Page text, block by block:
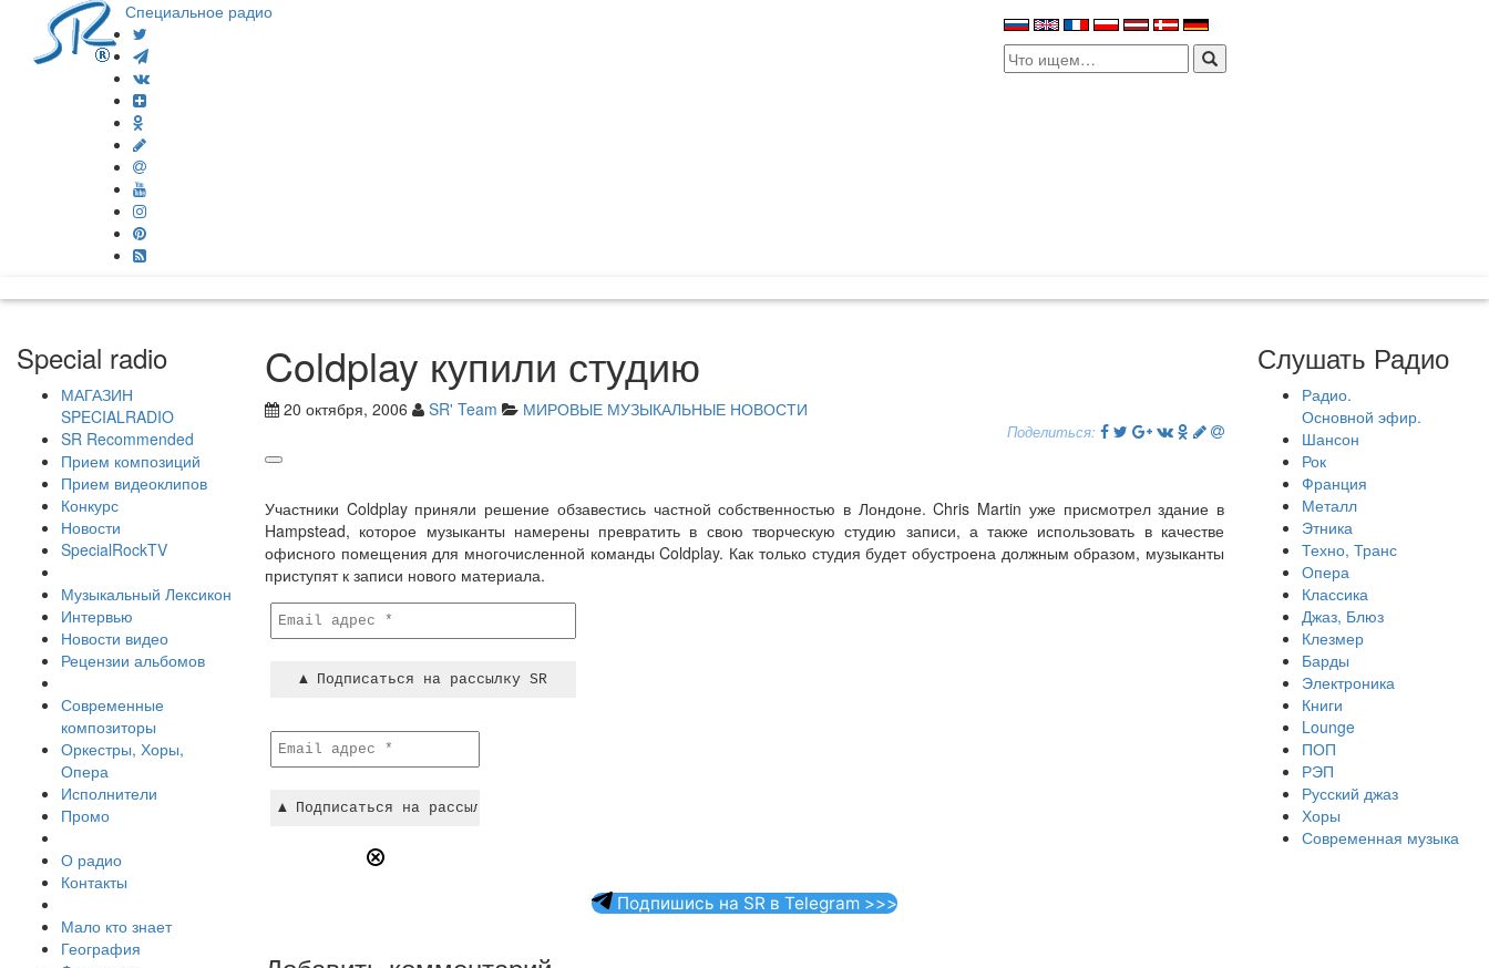
Специальное радио
Search
for:
Special radio
МАГАЗИН
SPECIALRADIO
SR Recommended
Прием композиций
Прием видеоклипов
Конкурс
Новости
SpecialRockTV
Музыкальный Лексикон
Интервью
Новости видео
Рецензии альбомов
Современные
композиторы
Оркестры, Хоры,
Опера
Исполнители
Промо
О радио
Контакты
Мало кто знает
География
Coldplay купили студию
20 октября, 2006 SR' Team МИРОВЫЕ МУЗЫКАЛЬНЫЕ НОВОСТИ
Поделиться:
Участники Coldplay приняли решение обзавестись частной собственностью в Лондоне. Chris Martin уже присмотрел здание в
Hampstead, которое музыканты намерены превратить в свою творческую студию записи, а также использовать в качестве
офисного помещения для многочисленной команды Coldplay. Как только студия будет обустроена должным образом, музыканты
приступят к записи нового материала.
Подпишись на SR в Telegram >>>
Слушать Радио
Радио.
Основной эфир.
Шансон
Рок
Франция
Металл
Этника
Техно, Транс
Опера
Классика
Джаз, Блюз
Клезмер
Барды
Электроника
Книги
Lounge
ПОП
РЭП
Русский джаз
Хоры
Современная музыка